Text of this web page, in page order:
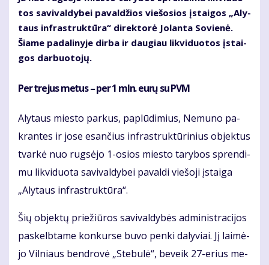
tos sa­vi­val­dy­bei pa­val­džios vie­šo­sios įstai­gos „Aly­
taus in­fra­struk­tū­ra“ di­rek­to­rė Jo­lan­ta So­vie­nė.
Šia­me pa­da­li­ny­je dir­ba ir dau­giau lik­vi­duo­tos įstai­
gos dar­buo­to­jų.
Per tre­jus me­tus –per 1 mln. eu­rų su PVM
Aly­taus mies­to par­kus, pa­plū­di­mius, Ne­mu­no pa­
kran­tes ir jo­se esan­čius in­fra­struk­tū­ri­nius ob­jek­tus
tvar­kė nuo rug­sė­jo 1-osios mies­to ta­ry­bos spren­di­
mu lik­vi­duo­ta sa­vi­val­dy­bei pa­val­di vie­šo­ji įstai­ga
„Aly­taus in­fra­struk­tū­ra“.
Šių ob­jek­tų prie­žiū­ros sa­vi­val­dy­bės ad­mi­nist­ra­ci­jos
pa­skelb­ta­me kon­kur­se bu­vo pen­ki da­ly­viai. Jį lai­mė­
jo Vil­niaus ben­dro­vė „Ste­bu­lė“, be­veik 27-erius me­